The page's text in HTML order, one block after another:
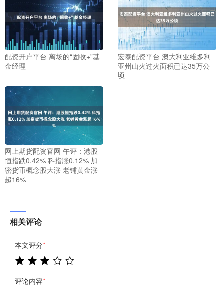
配资开户平台 离场的“固收+”基
金经理
宏泰配资平台 澳大利亚维多利
亚州山火过火面积已达35万公
顷
网上期货配资官网 午评：港股
恒指跌0.42% 科指涨0.12% 加
密货币概念股大涨 老铺黄金涨
超16%
相关评论
本文评分*
评论内容*